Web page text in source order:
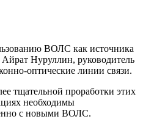
ВОЛС как источника
Нуруллин, руководитель
оптические линии связи.
тщательной проработки этих
необходимы
с новыми ВОЛС.